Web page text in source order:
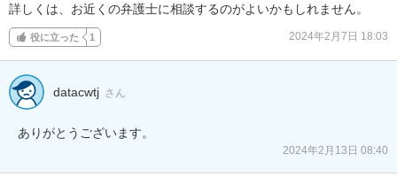
詳しくは、お近くの弁護士に相談するのがよいかもしれません。
役に立った 1 2024年2月7日 18:03
datacwtj さん
ありがとうございます。
2024年2月13日 08:40